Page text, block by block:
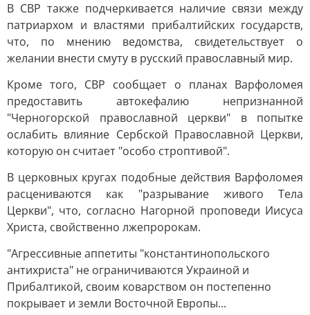
В СВР также подчеркивается наличие связи между
патриархом и властями прибалтийских государств,
что, по мнению ведомства, свидетельствует о
желании внести смуту в русский православный мир.
Кроме того, СВР сообщает о планах Варфоломея
предоставить автокефалию непризнанной
"Черногорской православной церкви" в попытке
ослабить влияние Сербской Православной Церкви,
которую он считает "особо строптивой".
В церковных кругах подобные действия Варфоломея
расцениваются как "разрывание живого Тела
Церкви", что, согласно Нагорной проповеди Иисуса
Христа, свойственно лжепророкам.
"Агрессивные аппетиты "константинопольского
антихриста" не ограничиваются Украиной и
Прибалтикой, своим коварством он постепенно
покрывает и земли Восточной Европы...